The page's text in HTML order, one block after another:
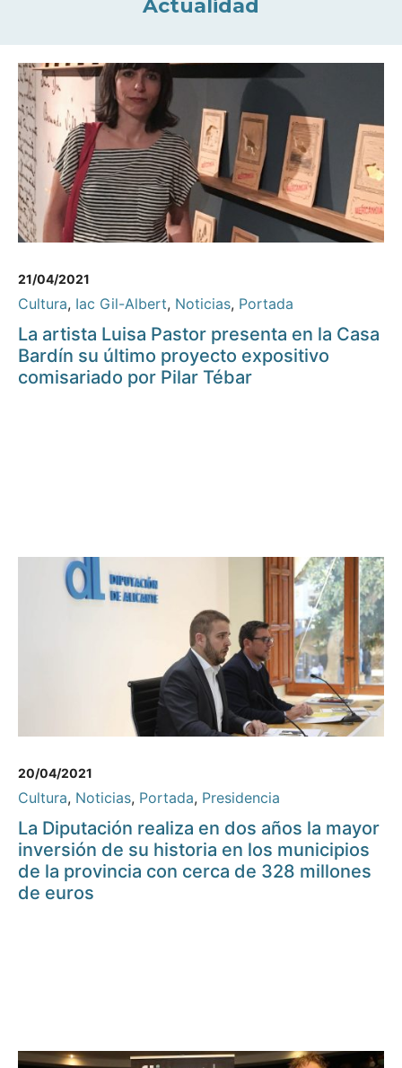
Actualidad
21/04/2021
Cultura, Iac Gil-Albert, Noticias, Portada
La artista Luisa Pastor presenta en la Casa
Bardín su último proyecto expositivo
comisariado por Pilar Tébar
20/04/2021
Cultura, Noticias, Portada, Presidencia
La Diputación realiza en dos años la mayor
inversión de su historia en los municipios
de la provincia con cerca de 328 millones
de euros